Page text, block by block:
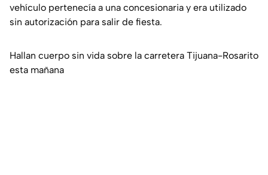
vehículo pertenecía a una concesionaria y era utilizado
sin autorización para salir de fiesta.
Hallan cuerpo sin vida sobre la carretera Tijuana-Rosarito
esta mañana